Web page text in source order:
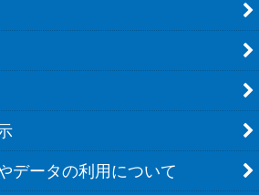
データの利用について